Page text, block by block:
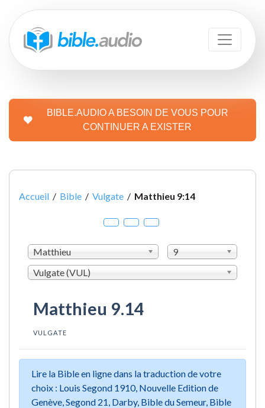
BIBLE.AUDIO A BESOIN DE VOUS POUR
CONTINUER A EXISTER
Accueil / Bible / Vulgate / Matthieu 9:14
Matthieu
9
Vulgate (VUL)
Matthieu 9.14
VULGATE
Lire la Bible en ligne dans la traduction de votre
choix : Louis Segond 1910, Nouvelle Edition de
Genève, Segond 21, Darby, Bible du Semeur, Bible